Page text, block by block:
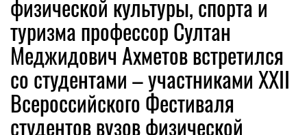
физической культуры, спорта и
туризма профессор Султан
Меджидович Ахметов встретился
со студентами – участниками XXII
Всероссийского Фестиваля
студентов вузов физической